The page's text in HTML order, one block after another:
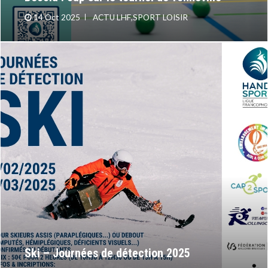
14 Oct 2025 ACTU LHF,SPORT LOISIR
Ski – Journées de détection 2025